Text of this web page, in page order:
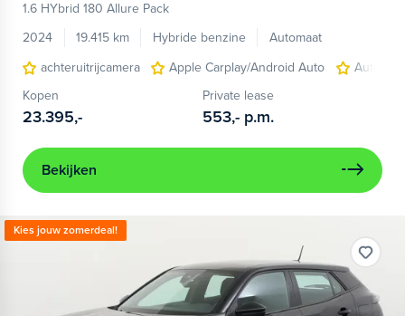
1.6 HYbrid 180 Allure Pack
2024
19.415 km Hybride benzine
Automaat
achteruitrijcamera
Apple Carplay/Android Auto
Kopen
23.395,-
Private lease
553,- p.m.
Bekijken
Kies jouw zomerdeal!